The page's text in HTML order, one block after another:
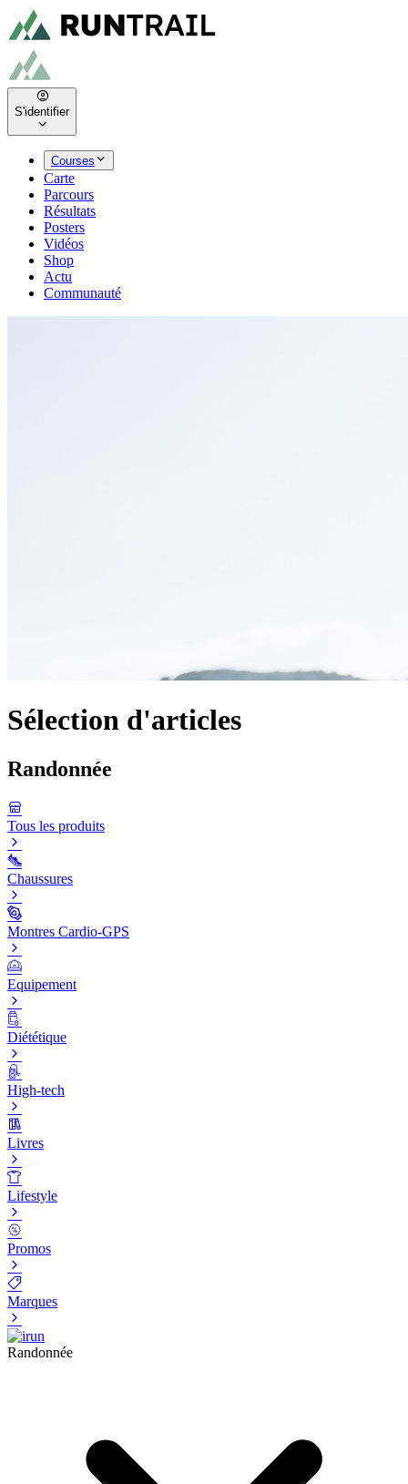
S'identifier
Courses
Carte
Parcours
Résultats
Posters
Vidéos
Shop
Actu
Communauté
Sélection d'articles
Randonnée
Tous les produits
Chaussures
Montres Cardio-GPS
Equipement
Diététique
High-tech
Livres
Lifestyle
Promos
Marques
Randonnée